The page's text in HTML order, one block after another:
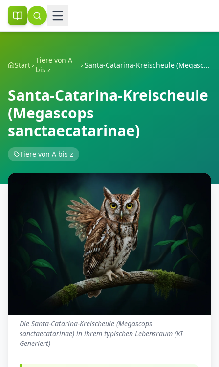
Start
Tiere von A
bis z
Santa-Catarina-Kreischeule (Megascops sanctaecatarinae)
Santa-Catarina-Kreischeule
(Megascops
sanctaecatarinae)
Tiere von A bis z
Die Santa-Catarina-Kreischeule (Megascops
sanctaecatarinae) in ihrem typischen Lebensraum (KI
Generiert)